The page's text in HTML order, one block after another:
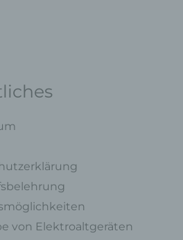
von Elektroaltgeräten